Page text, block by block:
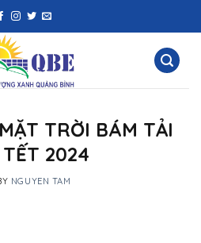
TRỜI BÁM TẢI
2024
NGUYEN TAM